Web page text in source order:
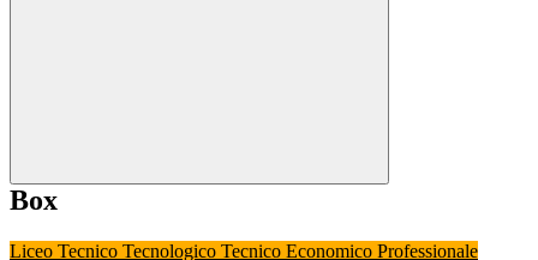
Box
Liceo Tecnico Tecnologico Tecnico Economico Professionale